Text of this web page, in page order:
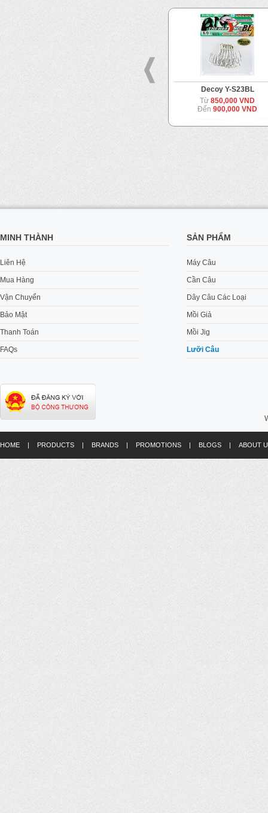
Decoy Y-S23BL
Từ 850,000 VND
Đến 900,000 VND
MINH THÀNH
Liên Hệ
Mua Hàng
Vận Chuyển
Bảo Mật
Thanh Toán
FAQs
SẢN PHẨM
Máy Câu
Cần Câu
Dây Câu Các Loại
Mồi Giả
Mồi Jig
Lưỡi Câu
HOME | PRODUCTS | BRANDS | PROMOTIONS | BLOGS | ABOUT